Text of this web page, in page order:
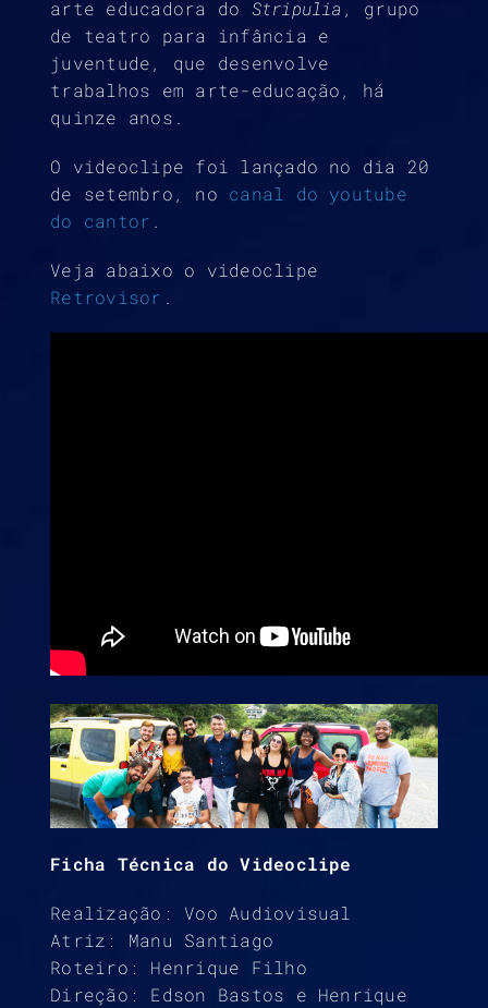
arte educadora do Stripulia , grupo
de teatro para infância e
juventude, que desenvolve
trabalhos em arte-educação, há
quinze anos.
O videoclipe foi lançado no dia 20
de setembro, no canal do youtube
do cantor
Veja abaixo o videoclipe
Retrovisor
Ficha Técnica do Videoclipe
Realização: Voo Audiovisual
Atriz: Manu Santiago
Roteiro: Henrique Filho
Direção: Edson Bastos e Henrique